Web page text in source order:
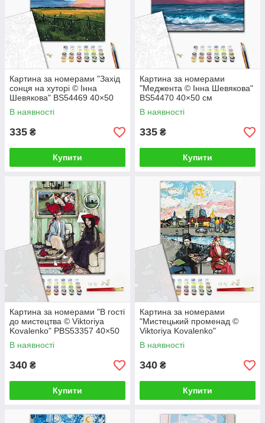
Картина за номерами "Захід
сонця на хуторі © Інна
Шевякова" BS54469 40×50
см
В наявності
335 ₴
Купити
Картина за номерами
"Меджента © Інна Шевякова"
BS54470 40×50 см
В наявності
335 ₴
Купити
Картина за номерами "В гості
до мистецтва © Viktoriya
Kovalenko" PBS53357 40×50
см
В наявності
340 ₴
Купити
Картина за номерами
"Мистецький променад ©
Viktoriya Kovalenko"
PBS53356 40×50 см
В наявності
340 ₴
Купити